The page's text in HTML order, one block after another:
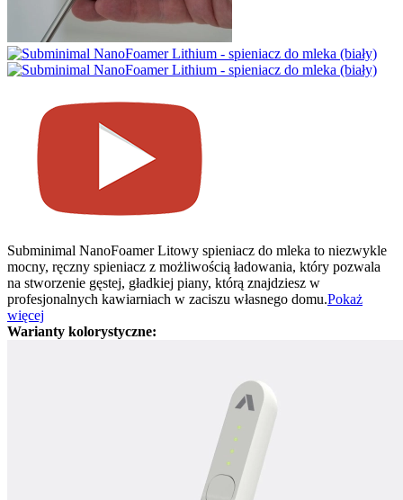
Subminimal NanoFoamer Litowy spieniacz do mleka to niezwykle
mocny, ręczny spieniacz z możliwością ładowania, który pozwala
na stworzenie gęstej, gładkiej piany, którą znajdziesz w
profesjonalnych kawiarniach w zaciszu własnego domu.Pokaż
więcej
Warianty kolorystyczne: